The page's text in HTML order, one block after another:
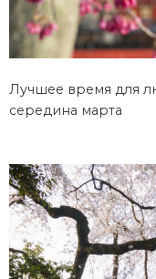
Лучшее время для
середина марта